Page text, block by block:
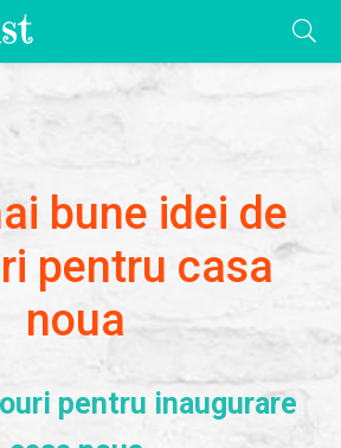
bune idei de
pentru casa
noua
pentru inaugurare